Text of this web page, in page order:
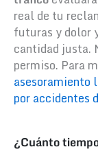
real de tu
futuras y dolor
cantidad justa.
permiso. Para
asesoramiento
por accidentes
¿Cuánto